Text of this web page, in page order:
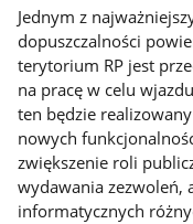
Jednym z
dopuszczalności
terytorium RP jest
na pracę w celu
ten będzie
nowych
zwiększenie roli
wydawania zezwoleń,
informatycznych